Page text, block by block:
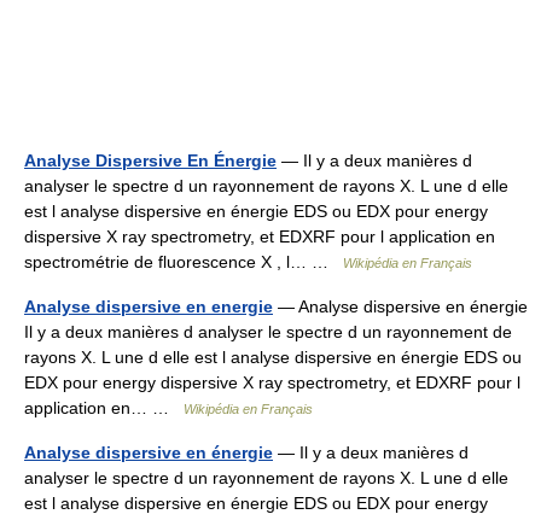
Analyse Dispersive En Énergie — Il y a deux manières d
analyser le spectre d un rayonnement de rayons X. L une d elle
est l analyse dispersive en énergie EDS ou EDX pour energy
dispersive X ray spectrometry, et EDXRF pour l application en
spectrométrie de fluorescence X , l… …
Wikipédia en Français
Analyse dispersive en energie — Analyse dispersive en énergie
Il y a deux manières d analyser le spectre d un rayonnement de
rayons X. L une d elle est l analyse dispersive en énergie EDS ou
EDX pour energy dispersive X ray spectrometry, et EDXRF pour l
application en… …
Wikipédia en Français
Analyse dispersive en énergie — Il y a deux manières d
analyser le spectre d un rayonnement de rayons X. L une d elle
est l analyse dispersive en énergie EDS ou EDX pour energy